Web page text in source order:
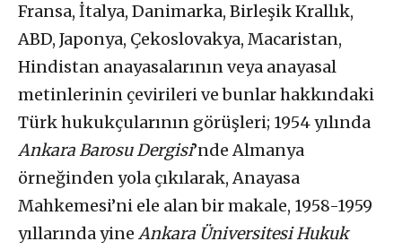
Fransa, İtalya, Danimarka, Birleşik Krallık,
ABD, Japonya, Çekoslovakya, Macaristan,
Hindistan anayasalarının veya anayasal
metinlerinin çevirileri ve bunlar hakkındaki
Türk hukukçularının görüşleri; 1954 yılında
Ankara Barosu Dergisi’nde Almanya
örneğinden yola çıkılarak, Anayasa
Mahkemesi’ni ele alan bir makale, 1958-1959
yıllarında yine Ankara Üniversitesi Hukuk